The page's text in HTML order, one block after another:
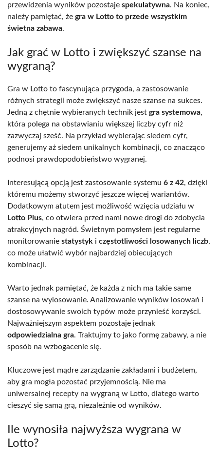
przewidzenia wyników pozostaje spekulatywna. Na koniec,
należy pamiętać, że gra w Lotto to przede wszystkim
świetna zabawa.
Jak grać w Lotto i zwiększyć szanse na
wygraną?
Gra w Lotto to fascynująca przygoda, a zastosowanie
różnych strategii może zwiększyć nasze szanse na sukces.
Jedną z chętnie wybieranych technik jest gra systemowa,
która polega na obstawianiu większej liczby cyfr niż
zazwyczaj sześć. Na przykład wybierając siedem cyfr,
generujemy aż siedem unikalnych kombinacji, co znacząco
podnosi prawdopodobieństwo wygranej.
Interesującą opcją jest zastosowanie systemu 6 z 42, dzięki
któremu możemy stworzyć jeszcze więcej wariantów.
Dodatkowym atutem jest możliwość wzięcia udziału w
Lotto Plus, co otwiera przed nami nowe drogi do zdobycia
atrakcyjnych nagród. Świetnym pomysłem jest regularne
monitorowanie statystyk i częstotliwości losowanych liczb,
co może ułatwić wybór najbardziej obiecujących
kombinacji.
Warto jednak pamiętać, że każda z nich ma takie same
szanse na wylosowanie. Analizowanie wyników losowań i
dostosowywanie swoich typów może przynieść korzyści.
Najważniejszym aspektem pozostaje jednak
odpowiedzialna gra. Traktujmy to jako formę zabawy, a nie
sposób na wzbogacenie się.
Kluczowe jest mądre zarządzanie zakładami i budżetem,
aby gra mogła pozostać przyjemnością. Nie ma
uniwersalnej recepty na wygraną w Lotto, dlatego warto
cieszyć się samą grą, niezależnie od wyników.
Ile wynosiła najwyższa wygrana w
Lotto?